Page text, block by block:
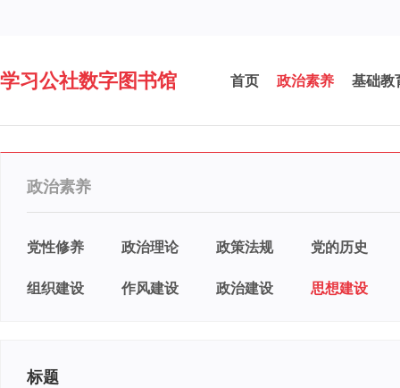
学习公社数字图书馆 首页 政治素养 基础教
政治素养
党性修养 政治理论 政策法规 党的历史
组织建设 作风建设 政治建设 思想建设
标题